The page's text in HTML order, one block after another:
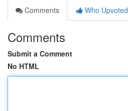
Comments
Who Upvoted
Comments
Submit a Comment
No HTML